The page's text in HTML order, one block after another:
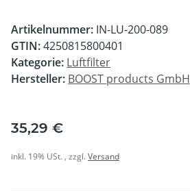
Artikelnummer: IN-LU-200-089
GTIN:4250815800401
Kategorie: Luftfilter
Hersteller: BOOST products GmbH
35,29 €
inkl. 19% USt. , zzgl.Versand